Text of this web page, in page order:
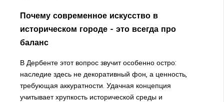
Почему современное искусство в
историческом городе - это всегда про
баланс
В Дербенте этот вопрос звучит особенно остро:
наследие здесь не декоративный фон, а ценность,
требующая аккуратности. Удачная концепция
учитывает хрупкость исторической среды и